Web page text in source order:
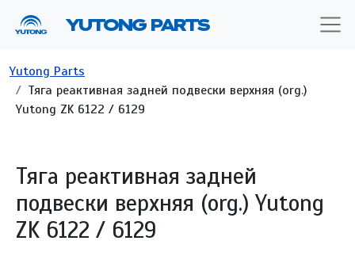
YUTONG PARTS
Строка навигации
Yutong Parts
Тяга реактивная задней подвески верхняя (org.)
Yutong ZK 6122 / 6129
Тяга реактивная задней
подвески верхняя (org.) Yutong
ZK 6122 / 6129